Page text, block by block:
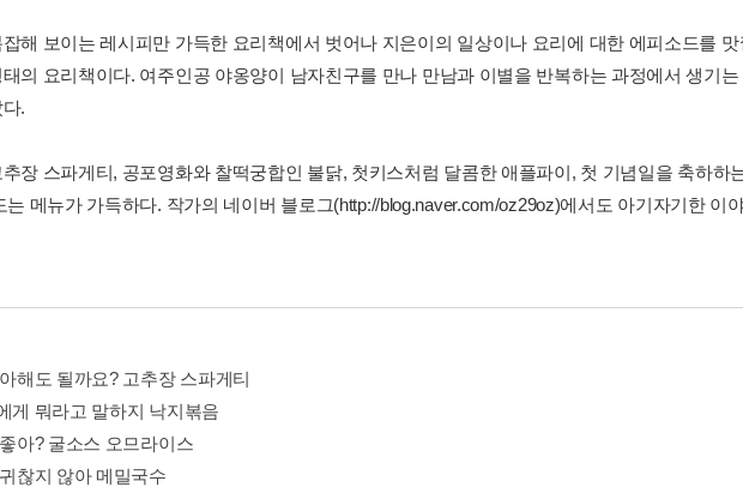
해 보이는 레시피만 가득한 요리책에서 벗어나 지은이의 일상이나 요리에 대한 에피소드를
의 요리책이다. 여주인공 야옹양이 남자친구를 만나 만남과 이별을 반복하는 과정에서 생기
.
장 스파게티, 공포영화와 찰떡궁합인 불닭, 첫키스처럼 달콤한 애플파이, 첫 기념일을 축하하
는 메뉴가 가득하다. 작가의 네이버 블로그(http://blog.naver.com/oz29oz)에서도 아기자기한 이
해도 될까요? 고추장 스파게티
게 뭐라고 말하지 낙지볶음
아? 굴소스 오므라이스
찮지 않아 메밀국수